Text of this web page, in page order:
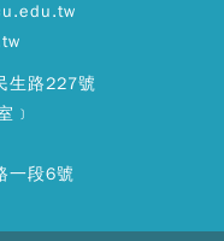
生路227號
﹞
一段6號